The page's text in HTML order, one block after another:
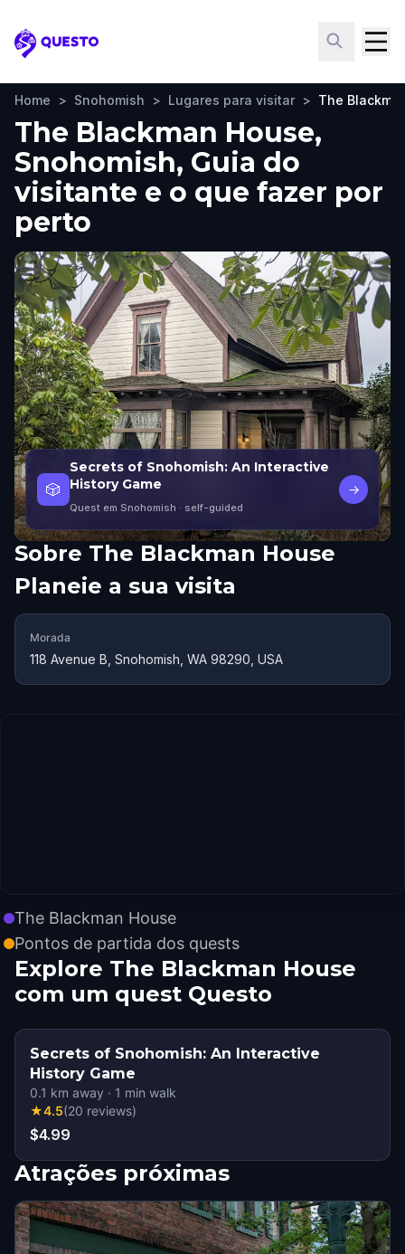
Questo
Home > Snohomish > Lugares para visitar > The
The Blackman House,
Snohomish, Guia do
visitante e o que fazer por
perto
🎲
Secrets of Snohomish: An Interactive
History Game
Quest em Snohomish · self-guided
→
Sobre The Blackman House
Planeie a sua visita
Morada
118 Avenue B, Snohomish, WA 98290, USA
The Blackman House
Pontos de partida dos quests
Explore The Blackman House
com um quest Questo
Secrets of Snohomish: An Interactive
History Game
0.1 km away · 1 min walk
★4.5(20 reviews)
$4.99
Atrações próximas